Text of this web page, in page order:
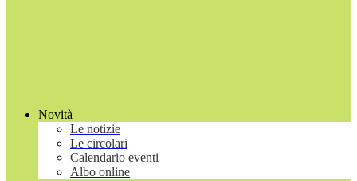
Novità
Le notizie
Le circolari
Calendario eventi
Albo online